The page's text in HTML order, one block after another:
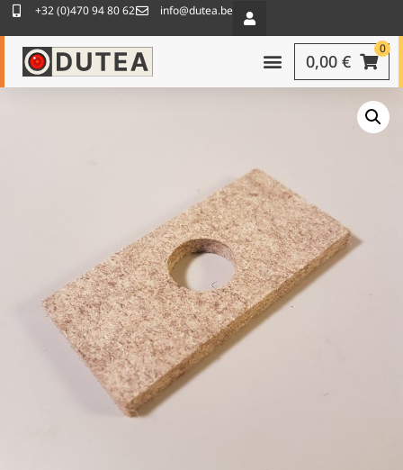
+32 (0)470 94 80 62 info@dutea.be
0
0,00 €